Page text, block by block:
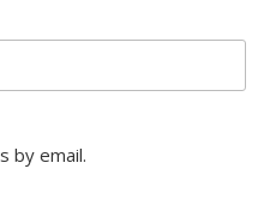
by email.